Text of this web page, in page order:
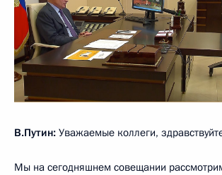
В.Путин: Уважаемые коллеги,
Мы на сегодняшнем совещании